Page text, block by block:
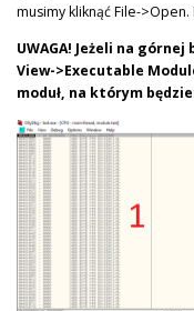
musimy kliknąć File-
UWAGA! Jeżeli na
View->Executable
moduł, na którym